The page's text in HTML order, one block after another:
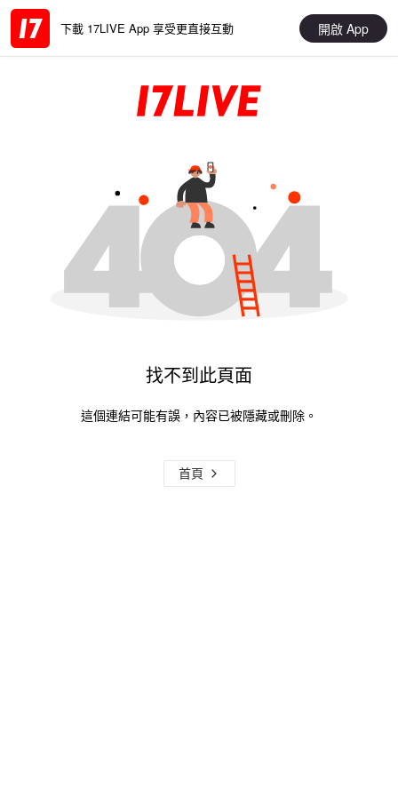
下載 17LIVE App 享受更直接互動 開啟 App
找不到此頁面
這個連結可能有誤，內容已被隱藏或刪除。
首頁